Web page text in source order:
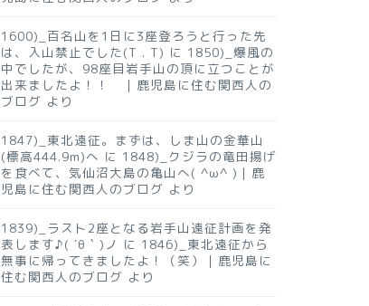
1600)_百名山を1日に3座登ろうと行った先
は、入山禁止でした(T . T) に 1850)_爆風の
中でしたが、98座目岩手山の頂に立つことが
出来ましたよ！！ ｜鹿児島に住む関西人の
ブログ より
1847)_東北遠征。まずは、しま山の金華山
(標高444.9m)へ に 1848)_クジラの竜田揚げ
を食べて、気仙沼大島の亀山へ( ^ω^ )｜鹿
児島に住む関西人のブログ より
1839)_ラスト2座となる岩手山遠征計画を発
表します♪( ´θ｀)ノ に 1846)_東北遠征から
無事に帰ってきましたよ！（笑）｜鹿児島に
住む関西人のブログ より